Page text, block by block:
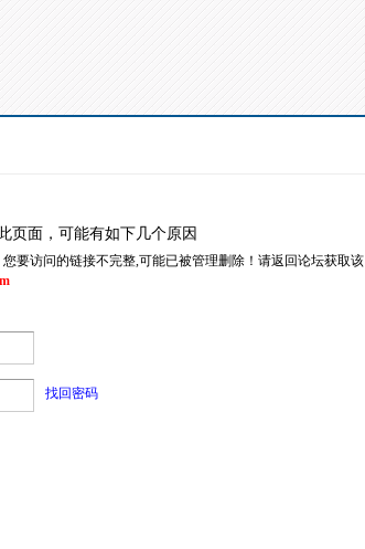
页面，可能有如下几个原因
要访问的链接不完整,可能已被管理删除！请返回论坛获取该
找回密码